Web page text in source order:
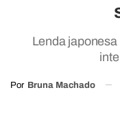
Lenda
Por Bruna Machado